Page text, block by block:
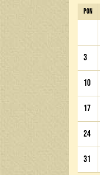
PON
3
10
17
24
31